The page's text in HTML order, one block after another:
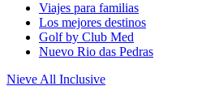
Viajes para familias
Los mejores destinos
Golf by Club Med
Nuevo Rio das Pedras
Nieve All Inclusive